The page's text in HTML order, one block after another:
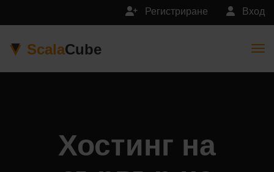
Вход
Регистриране
ScalaCube
Хостинг на